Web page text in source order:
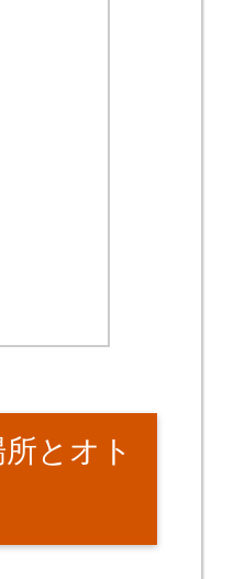
とオト